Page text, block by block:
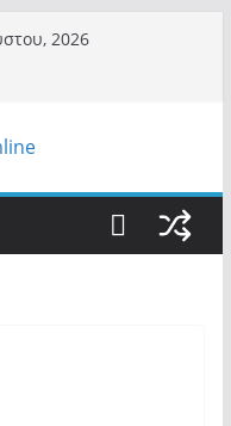
2026
και όχι
εξουσίας»
του Μαξίμου σε
σαρώνει την
(φωτο)